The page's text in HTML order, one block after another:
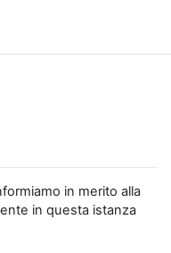
in merito alla
in questa istanza